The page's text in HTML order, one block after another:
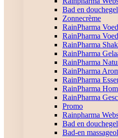
Bad en douchegel
Zonnecrème
RainPharma
RainPharma
RainPharma
RainPharma
RainPharma
RainPharma
RainPharma
RainPharma
RainPharma
Promo
Rainpharma
Bad en douchegel
Bad-en